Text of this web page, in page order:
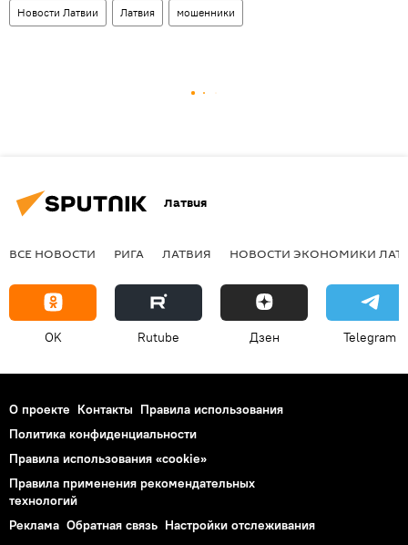
Новости Латвии Латвия мошенники
Латвия
ВСЕ НОВОСТИ РИГА ЛАТВИЯ НОВОСТИ ЭКОНОМИКИ
OK Rutube Дзен Telegram
О проекте Контакты Правила использования
Политика конфиденциальности
Правила использования «cookie»
Правила применения рекомендательных
технологий
Реклама Обратная связь Настройки отслеживания